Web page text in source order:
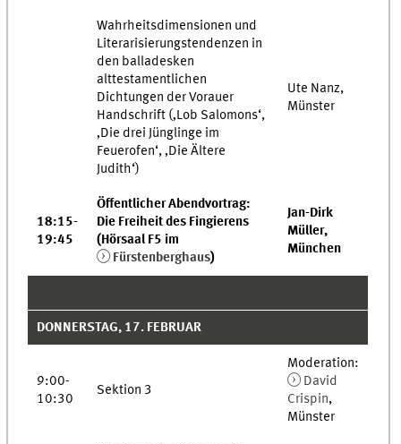
Wahrheitsdimensionen und
Literarisierungstendenzen in
den balladesken
alttestamentlichen
Dichtungen der Vorauer
Handschrift (‚Lob Salomons‘,
‚Die drei Jünglinge im
Feuerofen‘, ‚Die Ältere
Judith‘)
Ute Nanz,
Münster
18:15-
19:45
Öffentlicher Abendvortrag:
Die Freiheit des Fingierens
(Hörsaal F5 im
Fürstenberghaus)
Jan-Dirk
Müller,
München
DONNERSTAG, 17. FEBRUAR
9:00-
10:30
Sektion 3
Moderation:
David
Crispin,
Münster